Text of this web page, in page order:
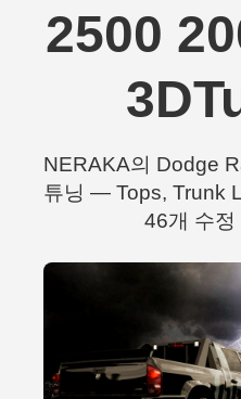
2500
NERAKA의 Dodge
튜닝 — Tops, Trunk
46개 수